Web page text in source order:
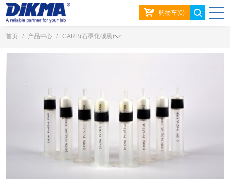
购物车(0)
首页 / 产品中心 / CARB(石墨化碳黑)